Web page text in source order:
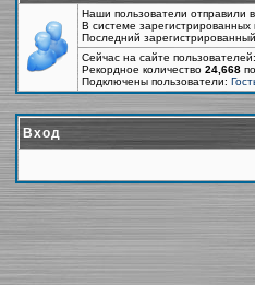
Наши пользователи отправили
В системе зарегистрированных
Последний
Сейчас на сайте
Рекордное количество 24,668
Подключены пользователи:
Вход